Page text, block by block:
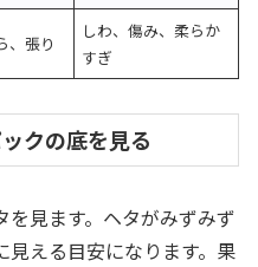
、張り
しわ、傷み、柔らか
すぎ
クの底を見る
を見ます。ヘタがみずみず
見える目安になります。果